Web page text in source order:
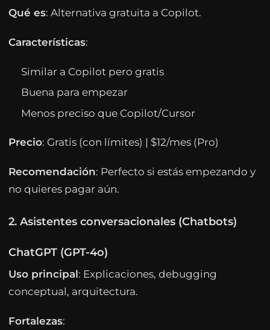
Qué es: Alternativa gratuita a Copilot.
Características:
Similar a Copilot pero gratis
Buena para empezar
Menos preciso que Copilot/Cursor
Precio: Gratis (con límites) | $12/mes (Pro)
Recomendación: Perfecto si estás empezando y
no quieres pagar aún.
2. Asistentes conversacionales (Chatbots)
ChatGPT (GPT-4o)
Uso principal: Explicaciones, debugging
conceptual, arquitectura.
Fortalezas: